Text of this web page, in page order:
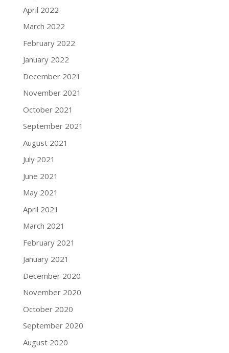
April 2022
March 2022
February 2022
January 2022
December 2021
November 2021
October 2021
September 2021
August 2021
July 2021
June 2021
May 2021
April 2021
March 2021
February 2021
January 2021
December 2020
November 2020
October 2020
September 2020
August 2020